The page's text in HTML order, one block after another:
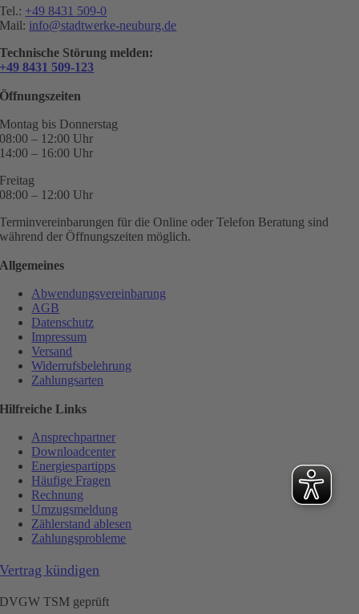
Tel.: +49 8431 509-0
Mail: info@stadtwerke-neuburg.de
Technische Störung melden:
+49 8431 509-123
Öffnungszeiten
Montag bis Donnerstag
08:00 – 12:00 Uhr
14:00 – 16:00 Uhr
Freitag
08:00 – 12:00 Uhr
Terminvereinbarungen für die Online oder Telefon Beratung sind
während der Öffnungszeiten möglich.
Allgemeines
Abwendungsvereinbarung
AGB
Datenschutz
Impressum
Versand
Widerrufsbelehrung
Zahlungsarten
Hilfreiche Links
Ansprechpartner
Downloadcenter
Energiespartipps
Häufige Fragen
Rechnung
Umzugsmeldung
Zählerstand ablesen
Zahlungsprobleme
Vertrag kündigen
DVGW TSM geprüft